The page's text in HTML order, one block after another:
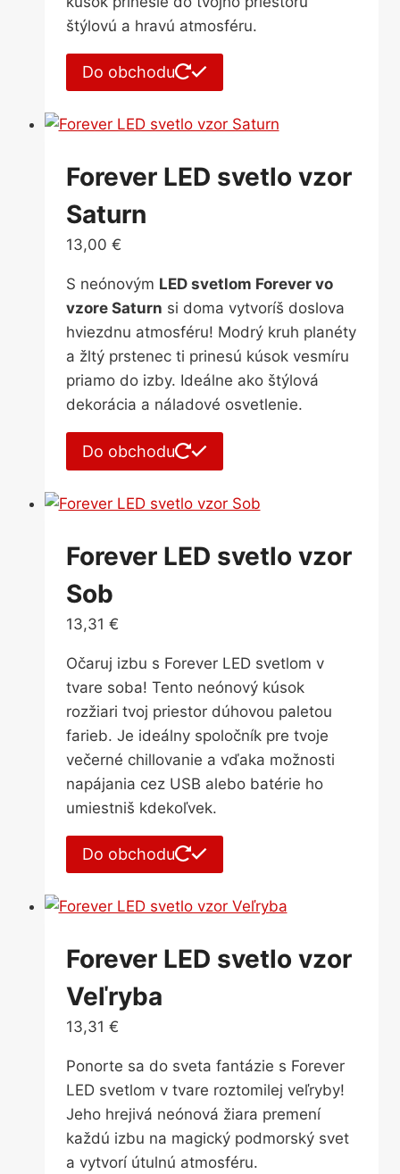
štýlovú a hravú atmosféru.
Do obchodu
Forever LED svetlo vzor
Saturn
13,00 €
S neónovým LED svetlom Forever vo
vzore Saturn si doma vytvoríš doslova
hviezdnu atmosféru! Modrý kruh planéty
a žltý prstenec ti prinesú kúsok vesmíru
priamo do izby. Ideálne ako štýlová
dekorácia a náladové osvetlenie.
Do obchodu
Forever LED svetlo vzor
Sob
13,31 €
Očaruj izbu s Forever LED svetlom v
tvare soba! Tento neónový kúsok
rozžiari tvoj priestor dúhovou paletou
farieb. Je ideálny spoločník pre tvoje
večerné chillovanie a vďaka možnosti
napájania cez USB alebo batérie ho
umiestniš kdekoľvek.
Do obchodu
Forever LED svetlo vzor
Veľryba
13,31 €
Ponorte sa do sveta fantázie s Forever
LED svetlom v tvare roztomilej veľryby!
Jeho hrejivá neónová žiara premení
každú izbu na magický podmorský svet
a vytvorí útulnú atmosféru.